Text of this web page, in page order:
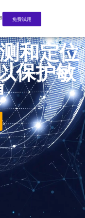
免费试用
和定位
保护敏